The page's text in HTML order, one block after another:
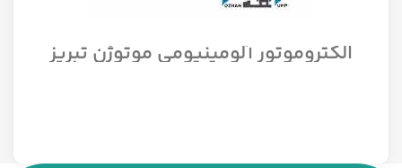
الکتروموتور آلومینیومی موتوژن تبریز
سه فاز مدل 1/12 اسب 1500 دور